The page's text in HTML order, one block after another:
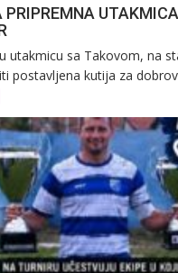
PRIPREMNA
utakmicu sa Takovom, na
postavljena kutija za